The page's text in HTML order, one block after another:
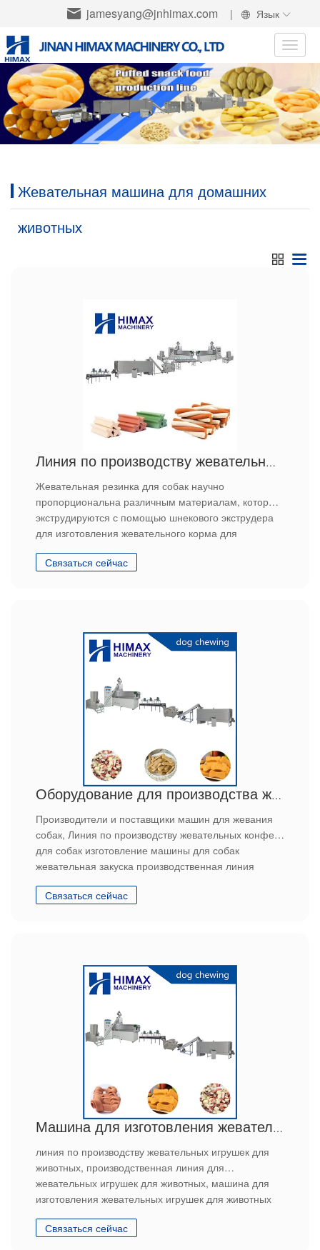
jamesyang@jnhimax.com | Язык
Toggle
Жевательная машина для домашних
животных
Линия по производству жевательных кормов для домашних животных
Жевательная резинка для собак научно
пропорциональна различным материалам, которые
экструдируются с помощью шнекового экструдера
для изготовления жевательного корма для
других различных форм.
Связаться сейчас
Оборудование для производства жевательных игрушек для животных
Производители и поставщики машин для жевания
собак, Линия по производству жевательных конфет
для собак изготовление машины для собак
жевательная закуска производственная линия
Связаться сейчас
Машина для изготовления жевательных игрушек для животных
линия по производству жевательных игрушек для
животных, производственная линия для
жевательных игрушек для животных, машина для
изготовления жевательных игрушек для животных
Связаться сейчас